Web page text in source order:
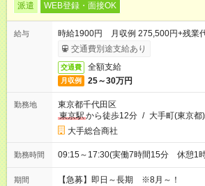
派遣 WEB登録・面接OK
給与
時給1900円 月収例 275,500円+残業
交通費別途支給あり
交通費 全額支給
月収例 25～30万円
勤務地
東京都千代田区
東京駅から徒歩12分 / 大手町(東京
大手総合商社
勤務時間 09:15～17:30(実働7時間15分 休憩1
期間 【急募】即日～長期 ※8月～！